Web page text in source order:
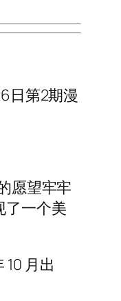
日第2期漫
愿望牢牢
了一个美
月出